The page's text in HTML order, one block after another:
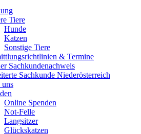
Tiere
Hunde
Katzen
Sonstige Tiere
& Termine
Sachkundenachweis
Sachkunde Niederösterreich
uns
Online Spenden
Not-Felle
Langsitzer
Glückskatzen